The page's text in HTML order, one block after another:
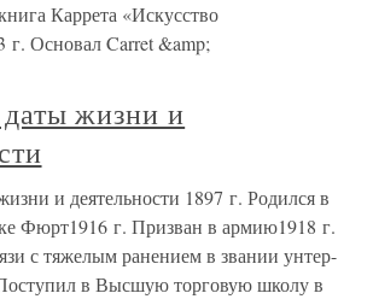
Каррета «Искусство
г. Основал Carret &amp;
жизни и
и деятельности 1897 г. Родился в
Фюрт1916 г. Призван в армию1918 г.
с тяжелым ранением в звании унтер-
в Высшую торговую школу в